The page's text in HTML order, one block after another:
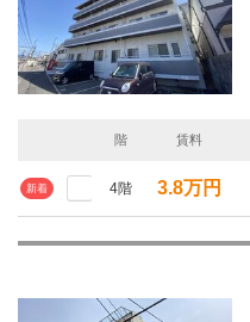
階 賃料
新着 4階 3.8万円